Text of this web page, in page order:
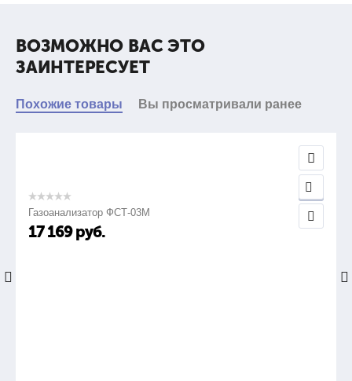
ВОЗМОЖНО ВАС ЭТО
ЗАИНТЕРЕСУЕТ
Похожие товары Вы просматривали ранее
Газоанализатор ФСТ-03М
17 169 руб.